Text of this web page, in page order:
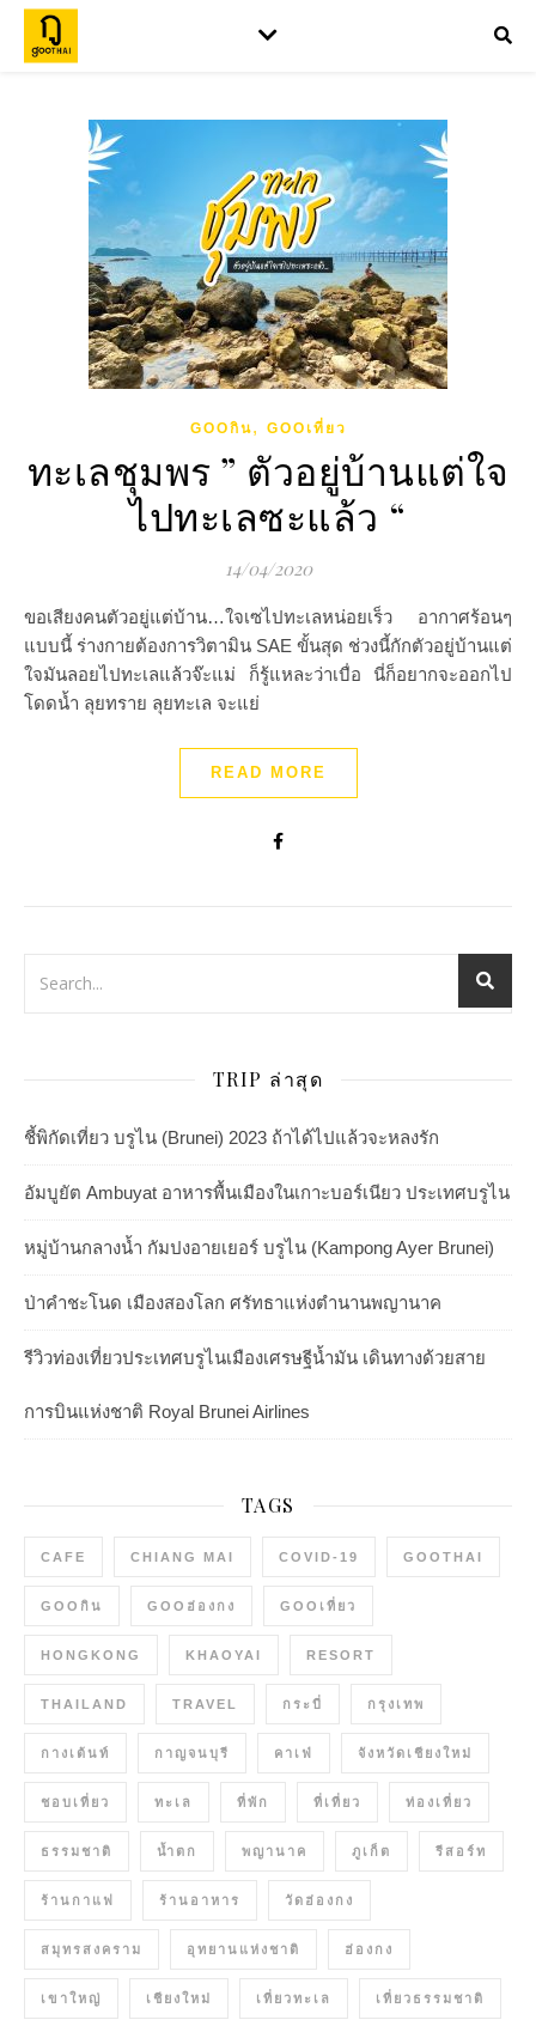
GOOกิน, GOOเที่ยว
ทะเลชุมพร ” ตัวอยู่บ้านแต่ใจ
ไปทะเลซะแล้ว “
14/04/2020
ขอเสียงคนตัวอยู่แต่บ้าน…ใจเซไปทะเลหน่อยเร็ว อากาศร้อนๆ
แบบนี้ ร่างกายต้องการวิตามิน SAE ขั้นสุด ช่วงนี้กักตัวอยู่บ้านแต่
ใจมันลอยไปทะเลแล้วจ๊ะแม่ ก็รู้แหละว่าเบื่อ นี่ก็อยากจะออกไป
โดดน้ำ ลุยทราย ลุยทะเล จะแย่
READ MORE
TRIP ล่าสุด
ชี้พิกัดเที่ยว บรูไน (Brunei) 2023 ถ้าได้ไปแล้วจะหลงรัก
อัมบูยัต Ambuyat อาหารพื้นเมืองในเกาะบอร์เนียว ประเทศบรูไน
หมู่บ้านกลางน้ำ กัมปงอายเยอร์ บรูไน (Kampong Ayer Brunei)
ป่าคำชะโนด เมืองสองโลก ศรัทธาแห่งตำนานพญานาค
รีวิวท่องเที่ยวประเทศบรูไนเมืองเศรษฐีน้ำมัน เดินทางด้วยสาย
การบินแห่งชาติ Royal Brunei Airlines
TAGS
CAFE CHIANG MAI COVID-19 GOOTHAI
GOOกิน GOOฮ่องกง GOOเที่ยว
HONGKONG KHAOYAI RESORT
THAILAND TRAVEL กระบี่ กรุงเทพ
กางเต้นท์ กาญจนบุรี คาเฟ่ จังหวัดเชียงใหม่
ชอบเที่ยว ทะเล ที่พัก ที่เที่ยว ท่องเที่ยว
ธรรมชาติ น้ำตก พญานาค ภูเก็ต รีสอร์ท
ร้านกาแฟ ร้านอาหาร วัดฮ่องกง
สมุทรสงคราม อุทยานแห่งชาติ ฮ่องกง
เขาใหญ่ เชียงใหม่ เที่ยวทะเล เที่ยวธรรมชาติ